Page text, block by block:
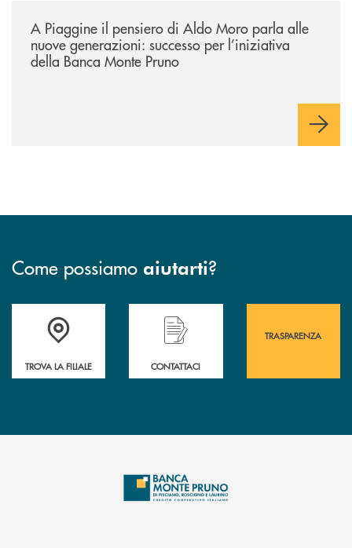
A Piaggine il pensiero di Aldo Moro parla alle
nuove generazioni: successo per l’iniziativa
della Banca Monte Pruno
Come possiamo aiutarti?
Accedi all' elenco completo&nbsp; delle&nbsp; filiali&nbsp; di Banca
TROVA LA FILIALE
Hai bisogno di assistenza immediata?
CONTATTACI
TRASPARENZA